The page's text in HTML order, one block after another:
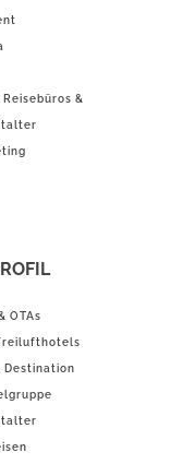
&
OTAs
Destination